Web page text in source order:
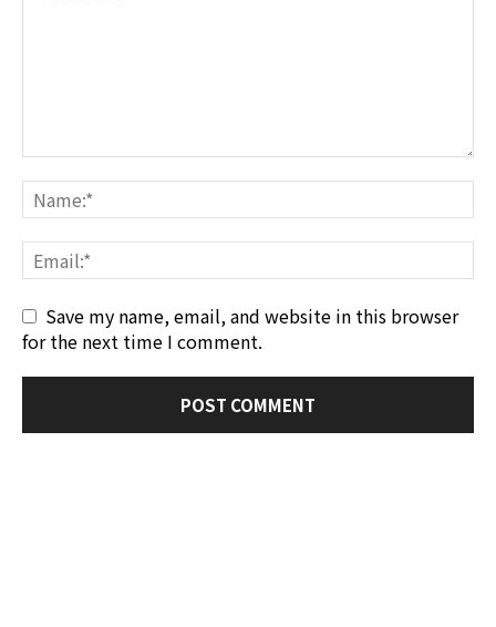
Save my name, email, and website in this browser
for the next time I comment.